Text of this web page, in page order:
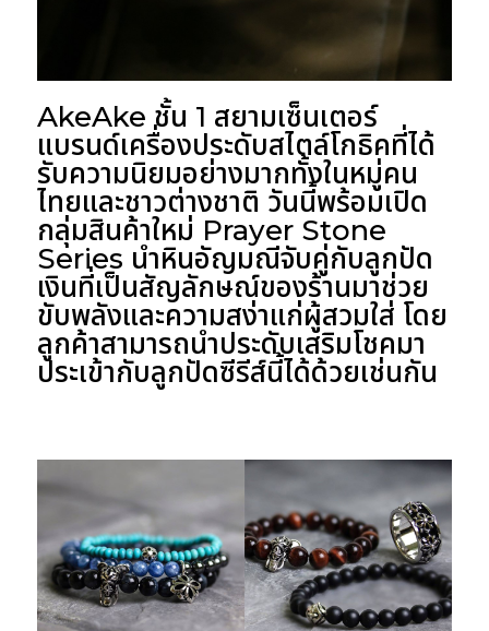
AkeAke ชั้น 1 สยามเซ็นเตอร์
แบรนด์เครื่องประดับสไตล์โกธิคที่ได้
รับความนิยมอย่างมากทั้งในหมู่คน
ไทยและชาวต่างชาติ วันนี้พร้อมเปิด
กลุ่มสินค้าใหม่ Prayer Stone
Series นำหินอัญมณีจับคู่กับลูกปัด
เงินที่เป็นสัญลักษณ์ของร้านมาช่วย
ขับพลังและความสง่าแก่ผู้สวมใส่ โดย
ลูกค้าสามารถนำประดับเสริมโชคมา
ประเข้ากับลูกปัดซีรีส์นี้ได้ด้วยเช่นกัน